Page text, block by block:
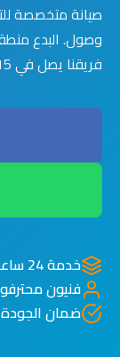
صيانة متخصصة
وصول. البدع
فريقنا يصل في 15 دقيقة فقط.
خدمة 24 ساعة
فنيون
ضمان الجودة